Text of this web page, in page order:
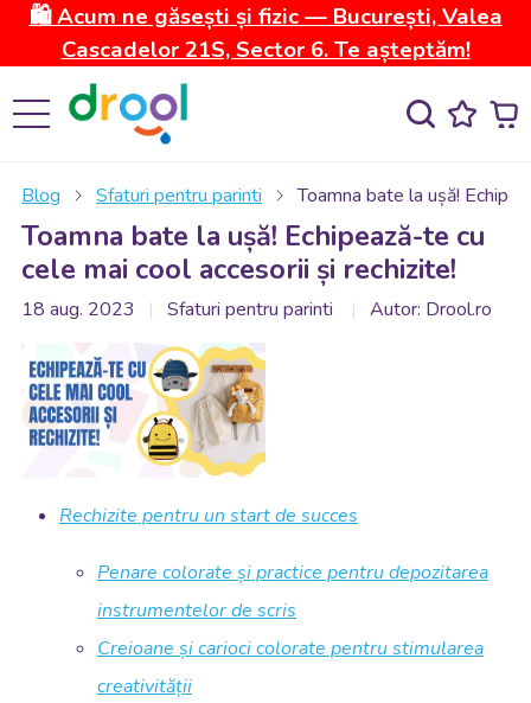
🛍️ Acum ne găsești și fizic — București, Valea
Cascadelor 21S, Sector 6. Te așteptăm!
Blog Sfaturi pentru parinti Toamna bate la ușă!
Toamna bate la ușă! Echipează-te cu
cele mai cool accesorii și rechizite!
18 aug. 2023 Sfaturi pentru parinti Autor: Drool.ro
Rechizite pentru un start de succes
Penare colorate și practice pentru depozitarea
instrumentelor de scris
Creioane și carioci colorate pentru stimularea
creativității